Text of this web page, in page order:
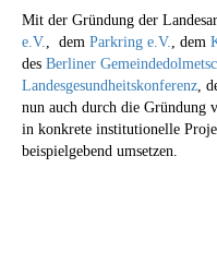
Mit der Gründung der
e.V., dem Parkring e.V., dem
des Berliner
Landesgesundheitskonferenz,
nun auch durch die Gründung
in konkrete institutionelle
beispielgebend umsetzen.